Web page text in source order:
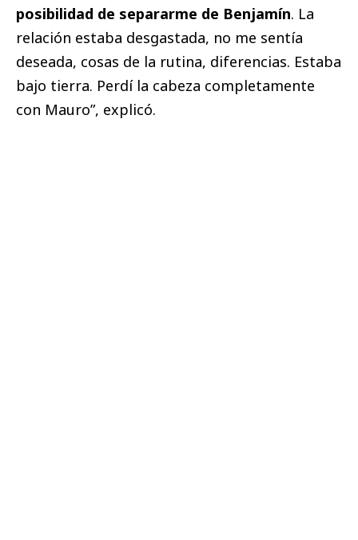
posibilidad de separarme de Benjamín. La
relación estaba desgastada, no me sentía
deseada, cosas de la rutina, diferencias. Estaba
bajo tierra. Perdí la cabeza completamente
con Mauro”, explicó.